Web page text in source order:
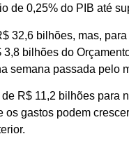
de 0,25% do PIB até
32,6 bilhões, mas,
bilhões do
semana passada pelo
R$ 11,2 bilhões para
gastos podem